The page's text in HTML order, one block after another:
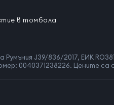
в томбола
Румъния J39/836/2017, ЕИК
0040371238226. Цените